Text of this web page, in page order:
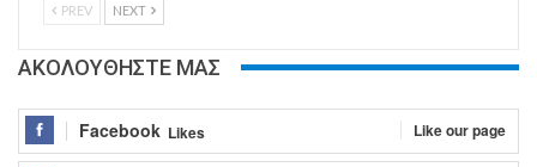
PREV NEXT
ΑΚΟΛΟΥΘΗΣΤΕ ΜΑΣ
Facebook Likes Like our page